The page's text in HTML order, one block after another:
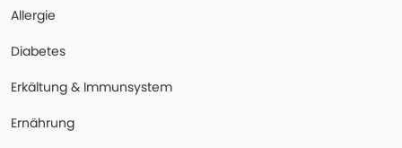
Allergie
Diabetes
Erkältung & Immunsystem
Ernährung